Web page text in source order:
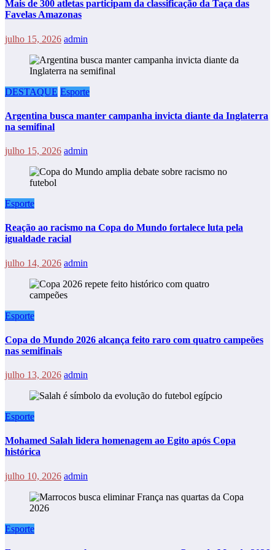
Mais de 300 atletas participam da classificação da Taça das
Favelas Amazonas
julho 15, 2026 admin
DESTAQUE Esporte
Argentina busca manter campanha invicta diante da Inglaterra
na semifinal
julho 15, 2026 admin
Esporte
Reação ao racismo na Copa do Mundo fortalece luta pela
igualdade racial
julho 14, 2026 admin
Esporte
Copa do Mundo 2026 alcança feito raro com quatro campeões
nas semifinais
julho 13, 2026 admin
Esporte
Mohamed Salah lidera homenagem ao Egito após Copa
histórica
julho 10, 2026 admin
Esporte